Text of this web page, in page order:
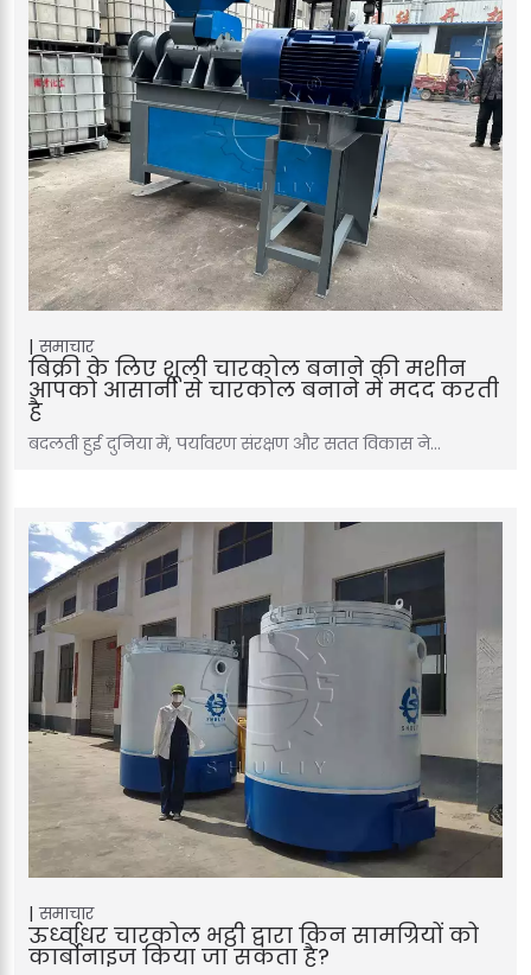
समाचार
बिक्री के लिए शूली चारकोल बनाने की मशीन
आपको आसानी से चारकोल बनाने में मदद करती
है
बदलती हुई दुनिया में, पर्यावरण संरक्षण और सतत विकास ने…
समाचार
ऊर्ध्वाधर चारकोल भट्ठी द्वारा किन सामग्रियों को
कार्बोनाइज किया जा सकता है?